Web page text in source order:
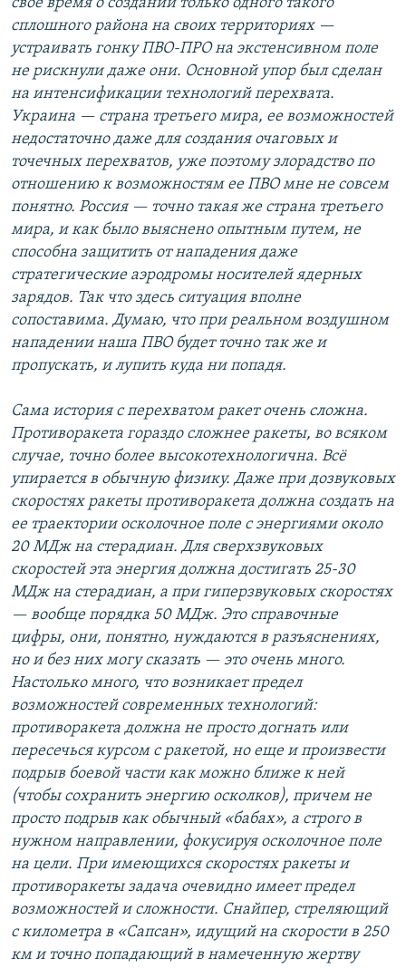
свое время о создании только одного такого
сплошного района на своих территориях —
устраивать гонку ПВО-ПРО на экстенсивном поле
не рискнули даже они. Основной упор был сделан
на интенсификации технологий перехвата.
Украина — страна третьего мира, ее возможностей
недостаточно даже для создания очаговых и
точечных перехватов, уже поэтому злорадство по
отношению к возможностям ее ПВО мне не совсем
понятно. Россия — точно такая же страна третьего
мира, и как было выяснено опытным путем, не
способна защитить от нападения даже
стратегические аэродромы носителей ядерных
зарядов. Так что здесь ситуация вполне
сопоставима. Думаю, что при реальном воздушном
нападении наша ПВО будет точно так же и
пропускать, и лупить куда ни попадя.
Сама история с перехватом ракет очень сложна.
Противоракета гораздо сложнее ракеты, во всяком
случае, точно более высокотехнологична. Всё
упирается в обычную физику. Даже при дозвуковых
скоростях ракеты противоракета должна создать на
ее траектории осколочное поле с энергиями около
20 МДж на стерадиан. Для сверхзвуковых
скоростей эта энергия должна достигать 25-30
МДж на стерадиан, а при гиперзвуковых скоростях
— вообще порядка 50 МДж. Это справочные
цифры, они, понятно, нуждаются в разъяснениях,
но и без них могу сказать — это очень много.
Настолько много, что возникает предел
возможностей современных технологий:
противоракета должна не просто догнать или
пересечься курсом с ракетой, но еще и произвести
подрыв боевой части как можно ближе к ней
(чтобы сохранить энергию осколков), причем не
просто подрыв как обычный «бабах», а строго в
нужном направлении, фокусируя осколочное поле
на цели. При имеющихся скоростях ракеты и
противоракеты задача очевидно имеет предел
возможностей и сложности. Снайпер, стреляющий
с километра в «Сапсан», идущий на скорости в 250
км и точно попадающий в намеченную жертву